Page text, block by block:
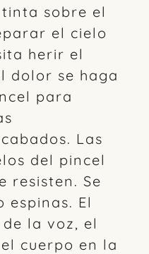
sobre el
el cielo
herir el
dolor se haga
para
Las
del pincel
resisten. Se
espinas. El
la voz, el
cuerpo en la